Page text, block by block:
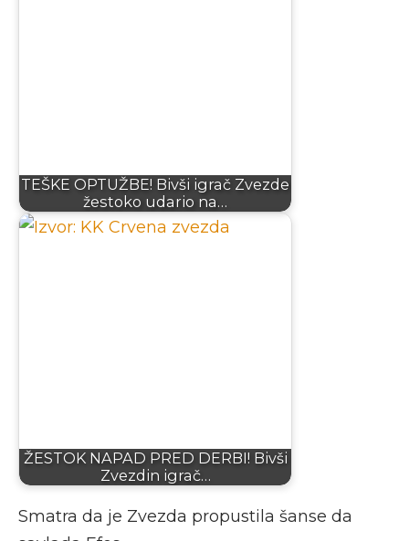
TEŠKE OPTUŽBE! Bivši igrač Zvezde
žestoko udario na…
ŽESTOK NAPAD PRED DERBI! Bivši
Zvezdin igrač…
Smatra da je Zvezda propustila šanse da